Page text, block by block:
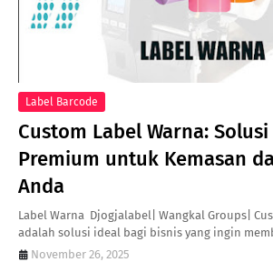
Label Barcode
Custom Label Warna:
Premium untuk Kemasan
Anda
Label Warna Djogjalabel| Wangkal Groups|
adalah solusi ideal bagi bisnis yang ingin
November 26, 2025